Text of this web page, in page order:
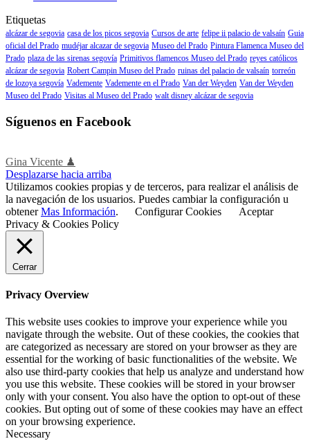
Etiquetas
alcázar de segovia casa de los picos segovia Cursos de arte felipe ii palacio de valsaín Guia
oficial del Prado mudéjar alcazar de segovia Museo del Prado Pintura Flamenca Museo del
Prado plaza de las sirenas segovía Primitivos flamencos Museo del Prado reyes católicos
alcázar de segovia Robert Campin Museo del Prado ruinas del palacio de valsaín torreón
de lozoya segovía Vademente Vademente en el Prado Van der Weyden Van der Weyden
Museo del Prado Visitas al Museo del Prado walt disney alcázar de segovia
Síguenos en Facebook
Gina Vicente ♟
Desplazarse hacia arriba
Utilizamos cookies propias y de terceros, para realizar el análisis de
la navegación de los usuarios. Puedes cambiar la configuración u
obtenerMas Información. Configurar Cookies
Aceptar
Privacy & Cookies Policy
Cerrar
Privacy Overview
This website uses cookies to improve your experience while you
navigate through the website. Out of these cookies, the cookies that
are categorized as necessary are stored on your browser as they are
essential for the working of basic functionalities of the website. We
also use third-party cookies that help us analyze and understand how
you use this website. These cookies will be stored in your browser
only with your consent. You also have the option to opt-out of these
cookies. But opting out of some of these cookies may have an effect
on your browsing experience.
Necessary